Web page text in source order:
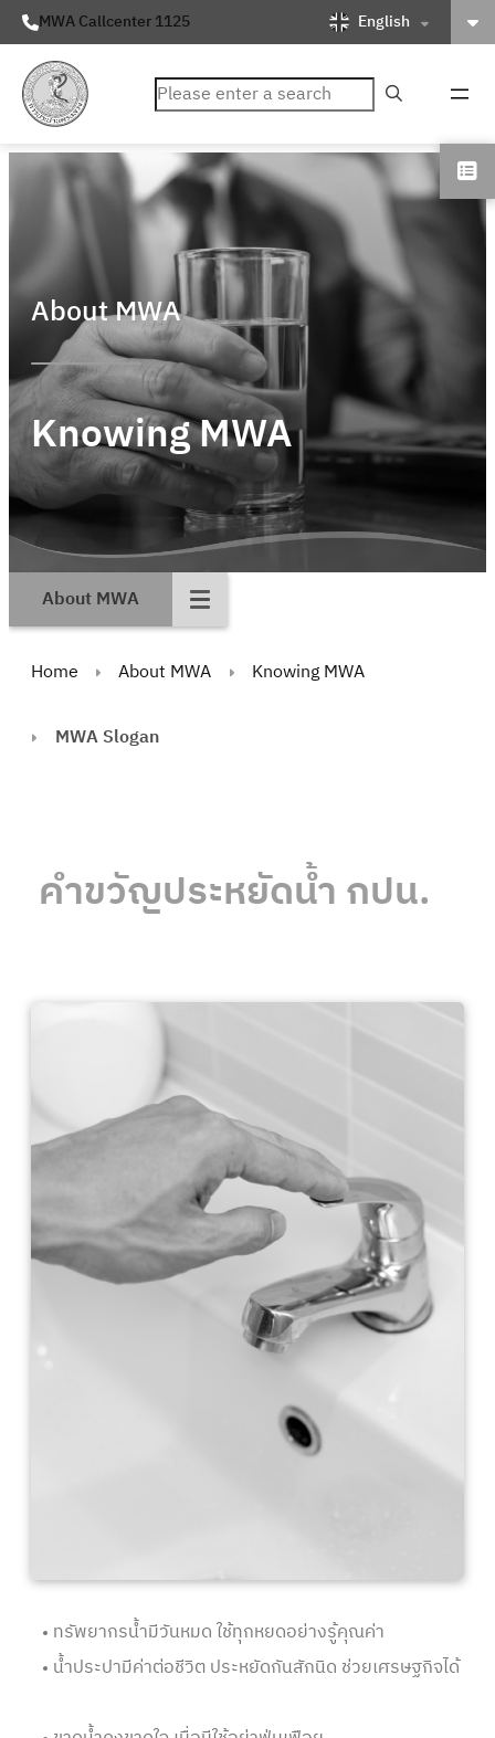
MWA Callcenter 1125 English
ค้นหา
About MWA
Knowing MWA
About MWA
Home About MWA Knowing MWA
MWA Slogan
คำขวัญประหยัดน้ำ กปน.
ทรัพยากรน้ำมีวันหมด ใช้ทุกหยดอย่างรู้คุณค่า
น้ำประปามีค่าต่อชีวิต ประหยัดกันสักนิด ช่วยเศรษฐกิจได้